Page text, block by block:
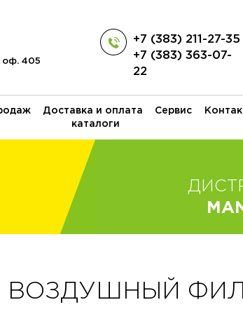
оф. 405
+7 (383) 211-27-35
+7 (383) 363-07-
22
Доставка и оплата Сервис
каталоги
ВОЗДУШНЫЙ